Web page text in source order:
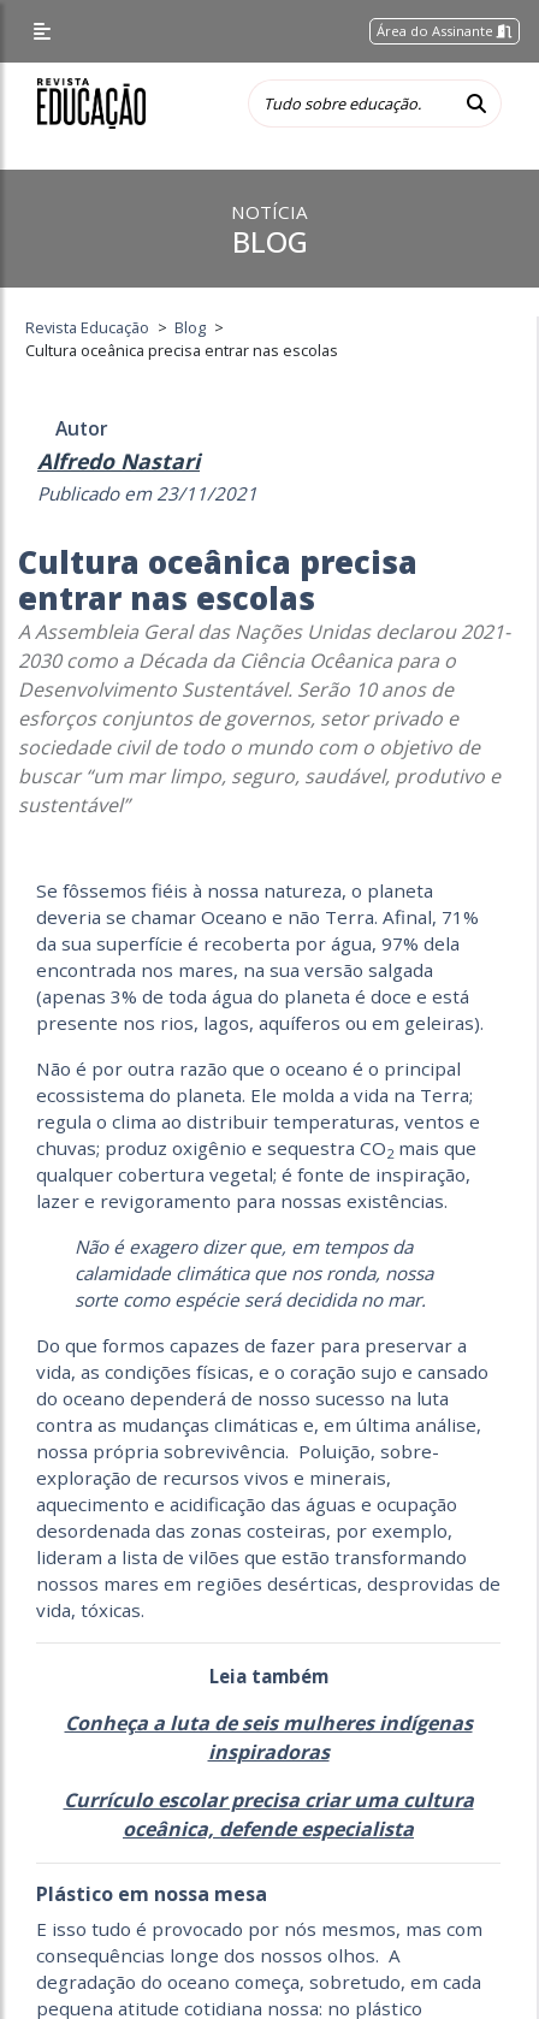
Área do Assinante
NOTÍCIA
BLOG
Revista Educação > Blog >
Cultura oceânica precisa entrar nas escolas
Autor
Alfredo Nastari
Publicado em 23/11/2021
Cultura oceânica precisa
entrar nas escolas
A Assembleia Geral das Nações Unidas declarou 2021-
2030 como a Década da Ciência Ocêanica para o
Desenvolvimento Sustentável. Serão 10 anos de
esforços conjuntos de governos, setor privado e
sociedade civil de todo o mundo com o objetivo de
buscar “um mar limpo, seguro, saudável, produtivo e
sustentável”
Se fôssemos fiéis à nossa natureza, o planeta
deveria se chamar Oceano e não Terra. Afinal, 71%
da sua superfície é recoberta por água, 97% dela
encontrada nos mares, na sua versão salgada
(apenas 3% de toda água do planeta é doce e está
presente nos rios, lagos, aquíferos ou em geleiras).
Não é por outra razão que o oceano é o principal
ecossistema do planeta. Ele molda a vida na Terra;
regula o clima ao distribuir temperaturas, ventos e
chuvas; produz oxigênio e sequestra CO2 mais que
qualquer cobertura vegetal; é fonte de inspiração,
lazer e revigoramento para nossas existências.
Não é exagero dizer que, em tempos da
calamidade climática que nos ronda, nossa
sorte como espécie será decidida no mar.
Do que formos capazes de fazer para preservar a
vida, as condições físicas, e o coração sujo e cansado
do oceano dependerá de nosso sucesso na luta
contra as mudanças climáticas e, em última análise,
nossa própria sobrevivência. Poluição, sobre-
exploração de recursos vivos e minerais,
aquecimento e acidificação das águas e ocupação
desordenada das zonas costeiras, por exemplo,
lideram a lista de vilões que estão transformando
nossos mares em re­giões desérticas, desprovidas de
vida, tóxicas.
Leia também
Conheça a luta de seis mulheres indígenas
inspiradoras
Currículo escolar precisa criar uma cultura
oceânica, defende especialista
Plástico em nossa mesa
E isso tudo é provocado por nós mesmos, mas com
consequências longe dos nossos olhos. A
degradação do ocea­no começa, sobretudo, em cada
pequena atitude cotidiana nossa: no plástico